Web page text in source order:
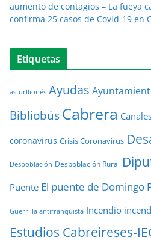
aumento de contagios – La fueya
confirma 25 casos de Covid-19 en
Etiquetas
asturllionés Ayudas
BibliobúsCabrera
coronavirus Crisis Coronavirus
Despoblación Despoblación Rural
Puente El puente de Domingo
Guerrilla antifranquista Incendio
Estudios Cabreireses-